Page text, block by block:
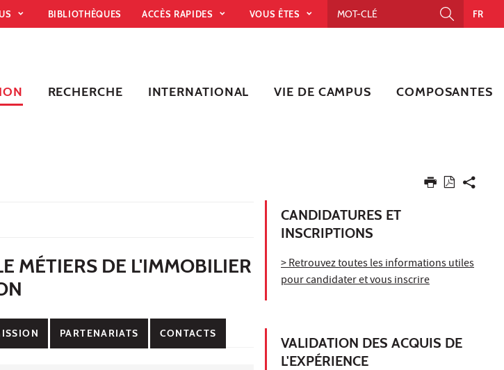
BIBLIOTHÈQUES ACCÈS RAPIDES VOUS ÊTES FR
RECHERCHE INTERNATIONAL VIE DE CAMPUS COMPOSANTES
MÉTIERS DE L'IMMOBILIER
PARTENARIATS CONTACTS
CANDIDATURES ET
INSCRIPTIONS
> Retrouvez toutes les informations utiles
pour candidater et vous inscrire
VALIDATION DES ACQUIS DE
L'EXPÉRIENCE